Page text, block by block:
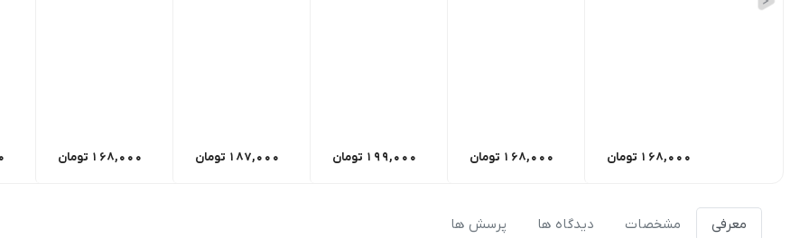
168,000 تومان 168,000 تومان 199,000 تومان 187,000 تومان 168,000 تومان
معرفی مشخصات دیدگاه ها پرسش ها